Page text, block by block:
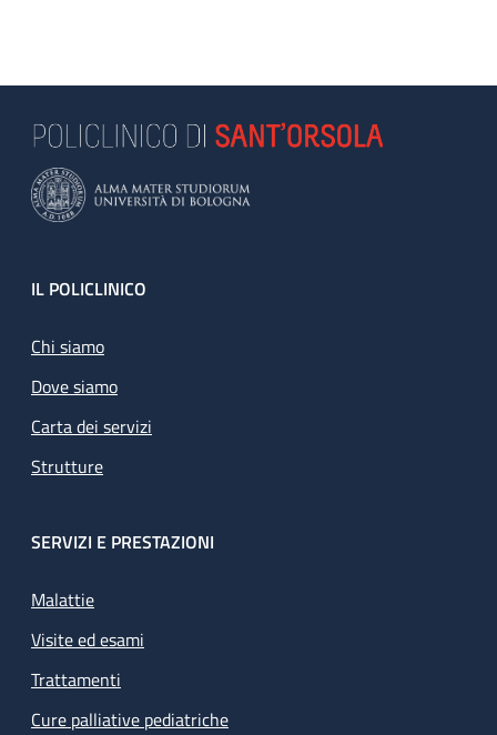
Footer
IL POLICLINICO
Chi siamo
Dove siamo
Carta dei servizi
Strutture
SERVIZI E PRESTAZIONI
Malattie
Visite ed esami
Trattamenti
Cure palliative pediatriche